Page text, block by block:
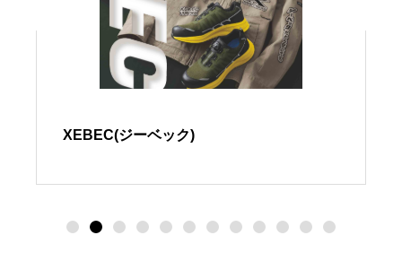
XEBEC(ジーベック)